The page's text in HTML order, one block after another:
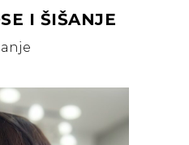
I ŠIŠANJE